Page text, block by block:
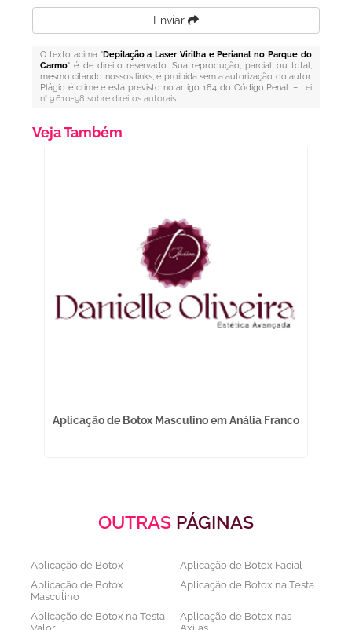
Enviar
O texto acima "Depilação a Laser Virilha e Perianal no Parque do
Carmo" é de direito reservado. Sua reprodução, parcial ou total,
mesmo citando nossos links, é proibida sem a autorização do autor.
Plágio é crime e está previsto no artigo 184 do Código Penal. – Lei
n° 9.610-98 sobre direitos autorais.
Veja Também
Aplicação de Botox Masculino em Anália Franco
OUTRAS PÁGINAS
Aplicação de Botox
Aplicação de Botox Facial
Aplicação de Botox
Masculino
Aplicação de Botox na Testa
Aplicação de Botox na Testa
Aplicação de Botox nas